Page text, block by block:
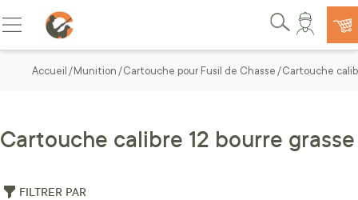
Allez au contenu
Basculer la navigation
Rechercher
Accueil Munition Cartouche pour Fusil de Chasse Cartouche
Cartouche calibre 12 bourre grasse
FILTRER PAR